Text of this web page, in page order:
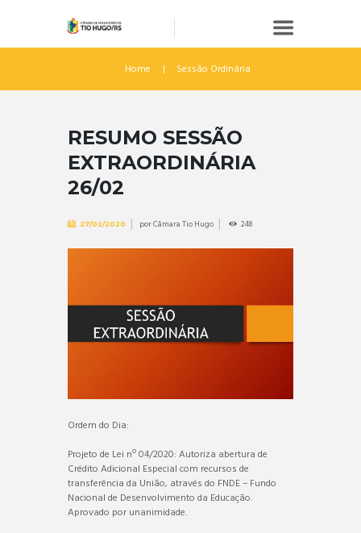
Home Sessão Ordinária
RESUMO SESSÃO
EXTRAORDINÁRIA
26/02
27/02/2020 porCâmara Tio Hugo 248
Ordem do Dia:
Projeto de Lei nº 04/2020: Autoriza abertura de
Crédito Adicional Especial com recursos de
transferência da União, através do FNDE – Fundo
Nacional de Desenvolvimento da Educação.
Aprovado por unanimidade.